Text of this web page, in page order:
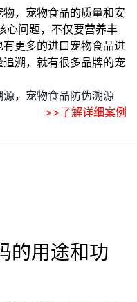
，宠物食品的质量和安
心问题，不仅要营养丰
更多的进口宠物食品进
溯，就有很多品牌的宠
，宠物食品防伪溯源
>>了解详细案例
的用途和功